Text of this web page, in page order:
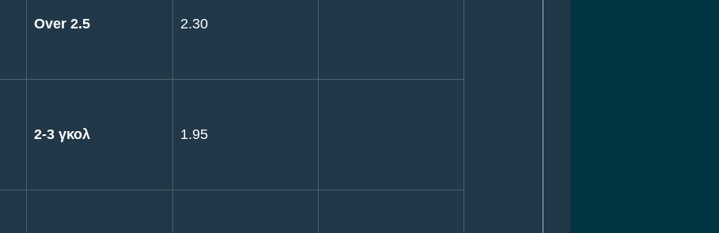
Over 2.5 2.30
2-3 γκολ 1.95